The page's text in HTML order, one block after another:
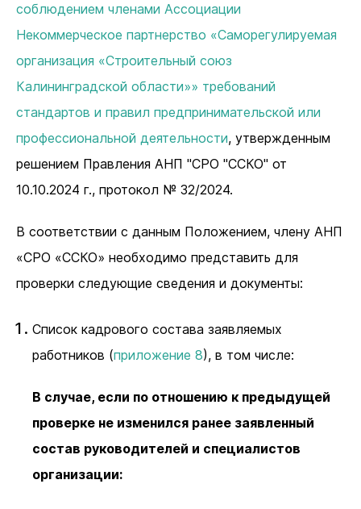
соблюдением членами Ассоциации
Некоммерческое партнерство «Саморегулируемая
организация «Строительный союз
Калининградской области»» требований
стандартов и правил предпринимательской или
профессиональной деятельности, утвержденным
решением Правления АНП "СРО "ССКО" от
10.10.2024 г., протокол № 32/2024.
В соответствии с данным Положением, члену АНП
«СРО «ССКО» необходимо представить для
проверки следующие сведения и документы:
Список кадрового состава заявляемых
работников (приложение 8), в том числе:
В случае, если по отношению к предыдущей
проверке не изменился ранее заявленный
состав руководителей и специалистов
организации: